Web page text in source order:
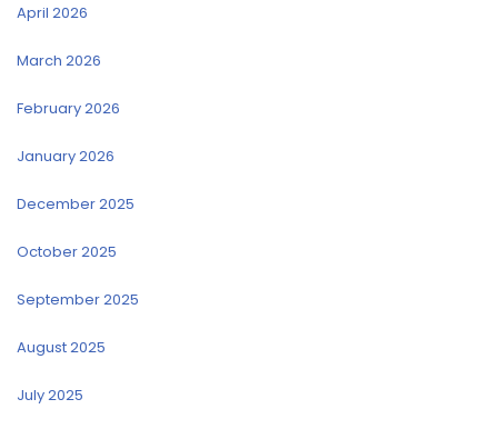
April 2026
March 2026
February 2026
January 2026
December 2025
October 2025
September 2025
August 2025
July 2025